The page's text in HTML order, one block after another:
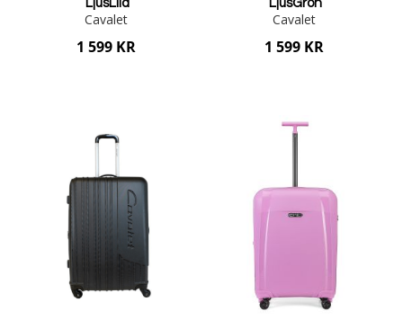
LjusLila
Cavalet
1 599 KR
LjusGrön
Cavalet
1 599 KR